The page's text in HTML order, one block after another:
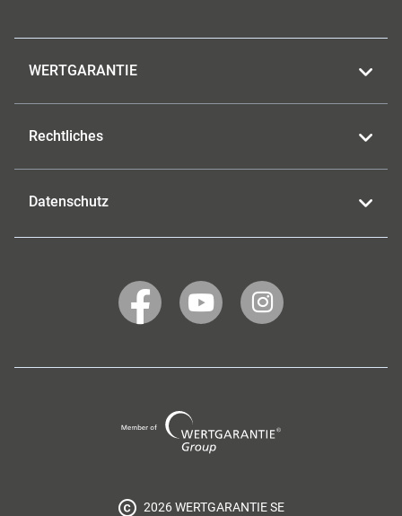
WERTGARANTIE
Rechtliches
Datenschutz
WERTGARANTIE
auf
WERTGARANTIE
auf
WERTGARANTIE
auf
Group
2026 WERTGARANTIE SE